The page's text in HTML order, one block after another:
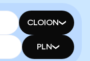
CLOION
PLN